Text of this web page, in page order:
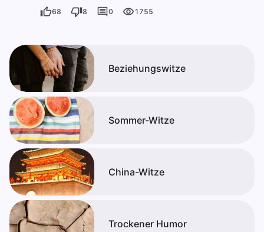
68 8 0 1755
Beziehungswitze
Sommer-Witze
China-Witze
Trockener Humor